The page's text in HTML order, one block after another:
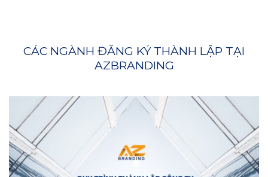
CÁC NGÀNH ĐĂNG KÝ THÀNH LẬP TẠI
AZBRANDING